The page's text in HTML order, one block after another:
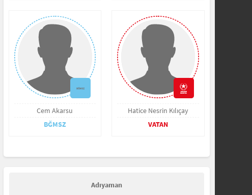
Cem Akarsu
BĞMSZ
Hatice Nesrin Kılıçay
VATAN
Adıyaman